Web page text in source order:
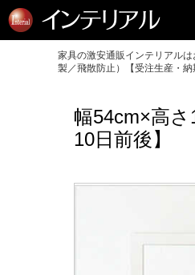
家具の激安通販インテリアル
製／飛散防止）【受注生産・納
幅54cm×高
10日前後】